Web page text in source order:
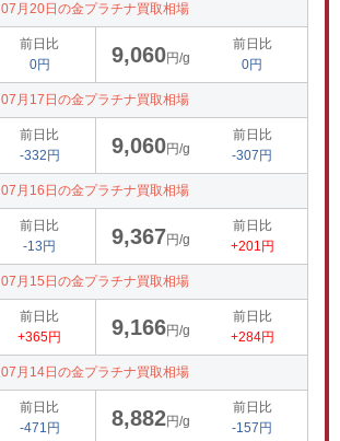
07月20日の金プラチナ買取相場
前日比
0円
9,060円/g
前日比
0円
07月17日の金プラチナ買取相場
前日比
-332円
9,060円/g
前日比
-307円
07月16日の金プラチナ買取相場
前日比
-13円
9,367円/g
前日比
+201円
07月15日の金プラチナ買取相場
前日比
+365円
9,166円/g
前日比
+284円
07月14日の金プラチナ買取相場
前日比
-471円
8,882円/g
前日比
-157円